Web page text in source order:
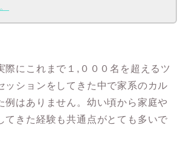
際にこれまで１,０００名を超えるツ
ッションをしてきた中で家系のカル
例はありません。幼い頃から家庭や
てきた経験も共通点がとても多いで